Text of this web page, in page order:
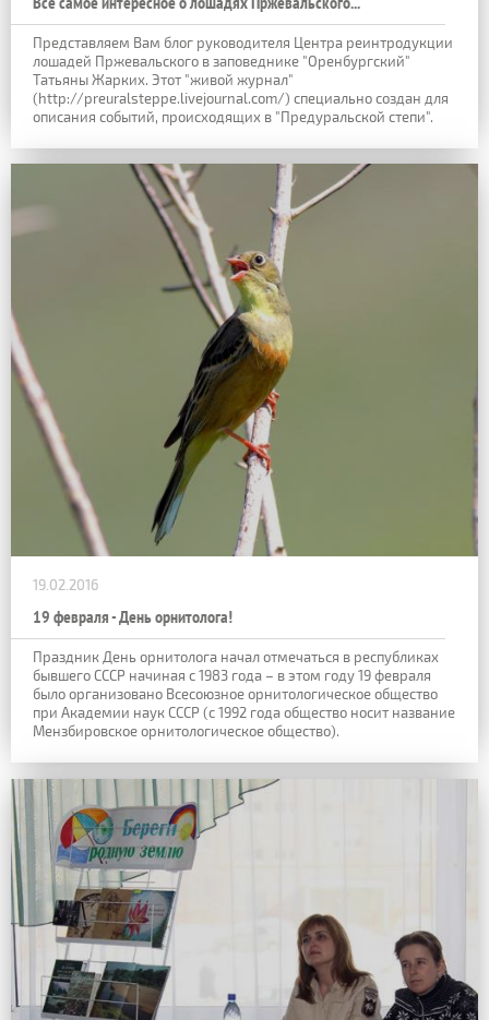
Представляем Вам блог руководителя Центра реинтродукции
лошадей Пржевальского в заповеднике "Оренбургский"
Татьяны Жарких. Этот "живой журнал"
(http://preuralsteppe.livejournal.com/) специально создан для
описания событий, происходящих в "Предуральской степи".
19.02.2016
19 февраля - День орнитолога!
Праздник День орнитолога начал отмечаться в республиках
бывшего СССР начиная с 1983 года – в этом году 19 февраля
было организовано Всесоюзное орнитологическое общество
при Академии наук СССР (с 1992 года общество носит название
Мензбировское орнитологическое общество).